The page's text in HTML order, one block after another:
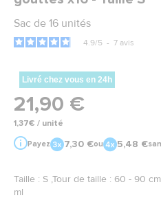
Sac de 16 unités
4.9/5 - 7 avis
Livré chez vous en 24h
21,90 €
1,37€ / unité
Payez 7,30 €ou 5,48 €
Taille : S ,Tour de taille : 60 - 90
ml